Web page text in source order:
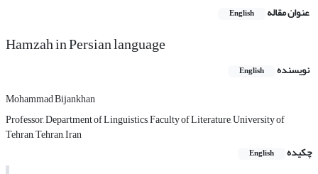
عنوان مقاله English
Hamzah in Persian language
نویسنده English
Mohammad Bijankhan
Professor, Department of Linguistics, Faculty of Literature, University of
Tehran, Tehran, Iran
چکیده
English